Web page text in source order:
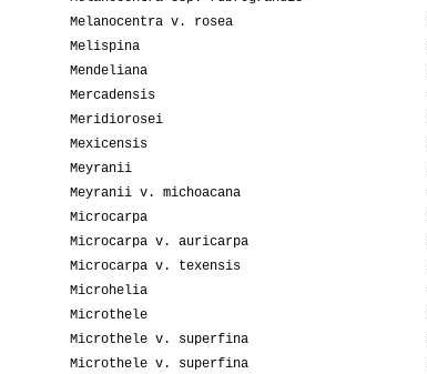
Melanocentra v. rosea
Melispina
Mendeliana
Mercadensis
Meridiorosei
Mexicensis
Meyranii
Meyranii v. michoacana
Microcarpa
Microcarpa v. auricarpa
Microcarpa v. texensis
Microhelia
Microthele
Microthele v. superfina
Microthele v. superfina